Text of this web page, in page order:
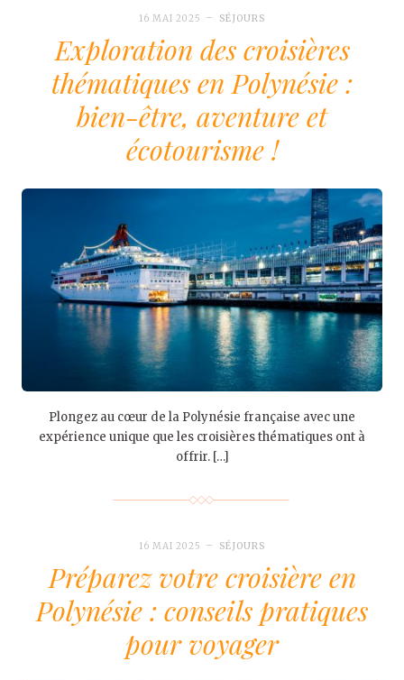
16 MAI 2025 SÉJOURS
Exploration des croisières
thématiques en Polynésie :
bien-être, aventure et
écotourisme !
Plongez au cœur de la Polynésie française avec une
expérience unique que les croisières thématiques ont à
offrir. […]
16 MAI 2025 SÉJOURS
Préparez votre croisière en
Polynésie : conseils pratiques
pour voyager